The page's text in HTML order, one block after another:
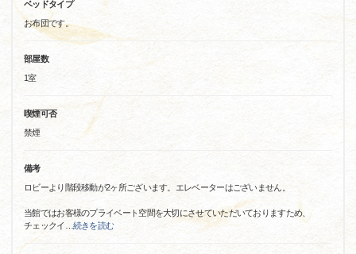
ベッドタイプ
お布団です。
部屋数
1室
喫煙可否
禁煙
備考
ロビーより階段移動が2ヶ所ございます。エレベーターはございません。
当館ではお客様のプライベート空間を大切にさせていただいておりますため、
チェックイ
続きを読む